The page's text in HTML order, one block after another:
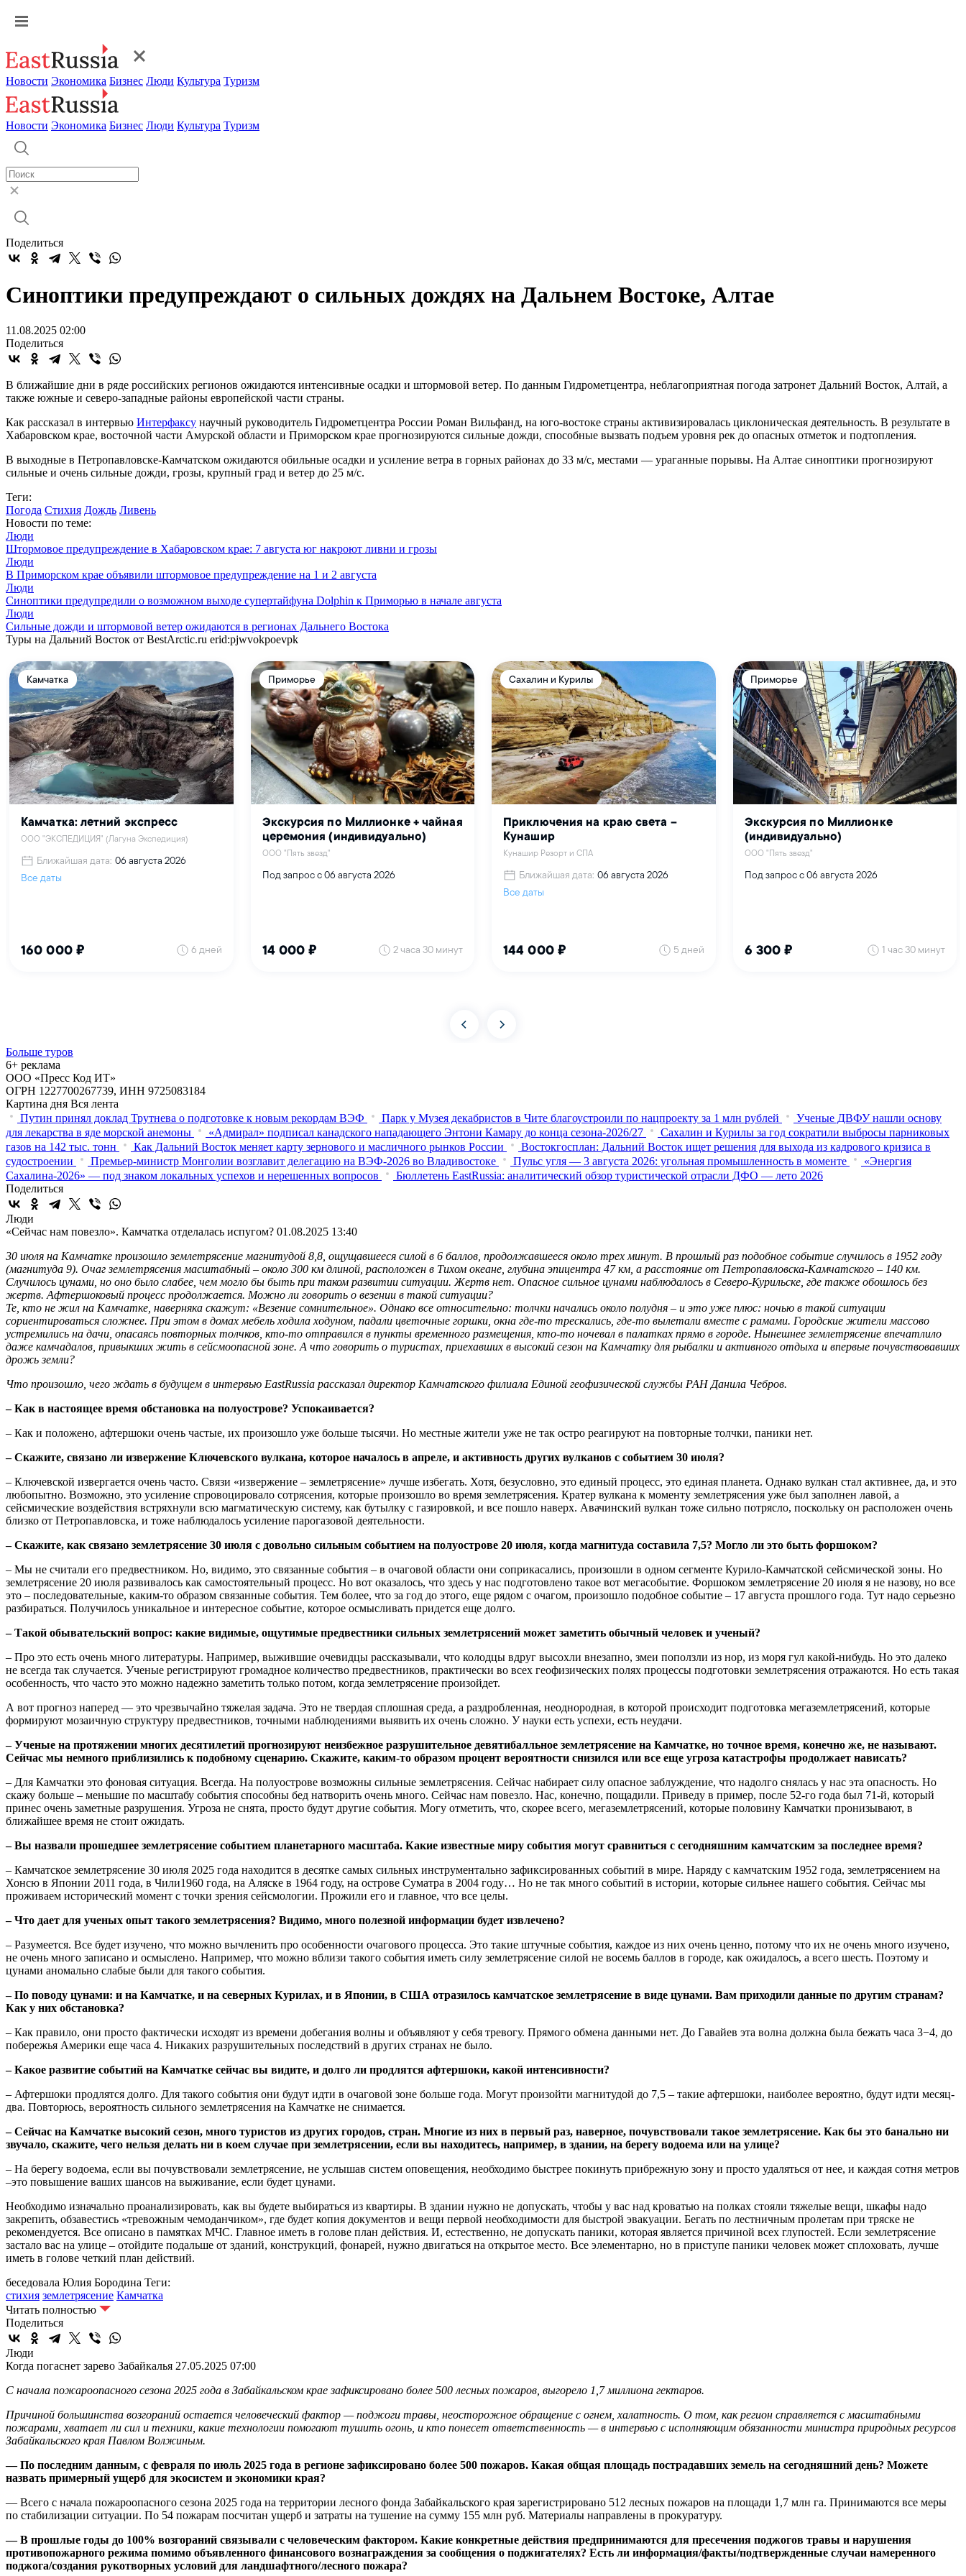
Новости Экономика Бизнес Люди Культура Туризм
Новости Экономика Бизнес Люди Культура Туризм
Поделиться
Синоптики предупреждают о сильных дождях на Дальнем Востоке, Алтае
11.08.2025 02:00
Поделиться
В ближайшие дни в ряде российских регионов ожидаются интенсивные осадки и штормовой ветер. По данным Гидрометцентра, неблагоприятная погода затронет Дальний Восток, Алтай, а
также южные и северо-западные районы европейской части страны.
Как рассказал в интервью Интерфаксу научный руководитель Гидрометцентра России Роман Вильфанд, на юго-востоке страны активизировалась циклоническая деятельность. В результате в
Хабаровском крае, восточной части Амурской области и Приморском крае прогнозируются сильные дожди, способные вызвать подъем уровня рек до опасных отметок и подтопления.
В выходные в Петропавловске-Камчатском ожидаются обильные осадки и усиление ветра в горных районах до 33 м/с, местами — ураганные порывы. На Алтае синоптики прогнозируют
сильные и очень сильные дожди, грозы, крупный град и ветер до 25 м/с.
Теги:
Погода Стихия Дождь Ливень
Новости по теме:
Люди
Штормовое предупреждение в Хабаровском крае: 7 августа юг накроют ливни и грозы
Люди
В Приморском крае объявили штормовое предупреждение на 1 и 2 августа
Люди
Синоптики предупредили о возможном выходе супертайфуна Dolphin к Приморью в начале августа
Люди
Сильные дожди и штормовой ветер ожидаются в регионах Дальнего Востока
Туры на Дальний Восток от BestArctic.ru erid:pjwvokpoevpk
Больше туров
6+ реклама
ООО «Пресс Код ИТ»
ОГРН 1227700267739, ИНН 9725083184
Картина дня Вся лента
Путин принял доклад Трутнева о подготовке к новым рекордам ВЭФ
Парк у Музея декабристов в Чите благоустроили по нацпроекту за 1 млн рублей
Ученые ДВФУ нашли основу
для лекарства в яде морской анемоны
«Адмирал» подписал канадского нападающего Энтони Камару до конца сезона-2026/27
Сахалин и Курилы за год сократили выбросы парниковых
газов на 142 тыс. тонн
Как Дальний Восток меняет карту зернового и масличного рынков России
Востокгосплан: Дальний Восток ищет решения для выхода из кадрового кризиса в
судостроении
Премьер-министр Монголии возглавит делегацию на ВЭФ‑2026 во Владивостоке Пульс угля — 3 августа 2026: угольная промышленность в моменте
«Энергия
Сахалина-2026» — под знаком локальных успехов и нерешенных вопросов
Бюллетень EastRussia: аналитический обзор туристической отрасли ДФО — лето 2026
Поделиться
Люди
«Сейчас нам повезло». Камчатка отделалась испугом? 01.08.2025 13:40
30 июля на Камчатке произошло землетрясение магнитудой 8,8, ощущавшееся силой в 6 баллов, продолжавшееся около трех минут. В прошлый раз подобное событие случилось в 1952 году
(магнитуда 9). Очаг землетрясения масштабный – около 300 км длиной, расположен в Тихом океане, глубина эпицентра 47 км, а расстояние от Петропавловска-Камчатского – 140 км.
Случилось цунами, но оно было слабее, чем могло бы быть при таком развитии ситуации. Жертв нет. Опасное сильное цунами наблюдалось в Северо-Курильске, где также обошлось без
жертв. Афтершоковый процесс продолжается. Можно ли говорить о везении в такой ситуации?
Те, кто не жил на Камчатке, наверняка скажут: «Везение сомнительное». Однако все относительно: толчки начались около полудня – и это уже плюс: ночью в такой ситуации
сориентироваться сложнее. При этом в домах мебель ходила ходуном, падали цветочные горшки, окна где-то трескались, где-то вылетали вместе с рамами. Городские жители массово
устремились на дачи, опасаясь повторных толчков, кто-то отправился в пункты временного размещения, кто-то ночевал в палатках прямо в городе. Нынешнее землетрясение впечатлило
даже камчадалов, привыкших жить в сейсмоопасной зоне. А что говорить о туристах, приехавших в высокий сезон на Камчатку для рыбалки и активного отдыха и впервые почувствовавших
дрожь земли?
Что произошло, чего ждать в будущем в интервью EastRussia рассказал директор Камчатского филиала Единой геофизической службы РАН Данила Чебров.
– Как в настоящее время обстановка на полуострове? Успокаивается?
– Как и положено, афтершоки очень частые, их произошло уже больше тысячи. Но местные жители уже не так остро реагируют на повторные толчки, паники нет.
– Скажите, связано ли извержение Ключевского вулкана, которое началось в апреле, и активность других вулканов с событием 30 июля?
– Ключевской извергается очень часто. Связи «извержение – землетрясение» лучше избегать. Хотя, безусловно, это единый процесс, это единая планета. Однако вулкан стал активнее, да, и это
любопытно. Возможно, это усиление спровоцировало сотрясения, которые произошло во время землетрясения. Кратер вулкана к моменту землетрясения уже был заполнен лавой, а
сейсмические воздействия встряхнули всю магматическую систему, как бутылку с газировкой, и все пошло наверх. Авачинский вулкан тоже сильно потрясло, поскольку он расположен очень
близко от Петропавловска, и тоже наблюдалось усиление парогазовой деятельности.
– Скажите, как связано землетрясение 30 июля с довольно сильным событием на полуострове 20 июля, когда магнитуда составила 7,5? Могло ли это быть форшоком?
– Мы не считали его предвестником. Но, видимо, это связанные события – в очаговой области они соприкасались, произошли в одном сегменте Курило-Камчатской сейсмической зоны. Но
землетрясение 20 июля развивалось как самостоятельный процесс. Но вот оказалось, что здесь у нас подготовлено такое вот мегасобытие. Форшоком землетрясение 20 июля я не назову, но все
это – последовательные, каким-то образом связанные события. Тем более, что за год до этого, еще рядом с очагом, произошло подобное событие – 17 августа прошлого года. Тут надо серьезно
разбираться. Получилось уникальное и интересное событие, которое осмысливать придется еще долго.
– Такой обывательский вопрос: какие видимые, ощутимые предвестники сильных землетрясений может заметить обычный человек и ученый?
– Про это есть очень много литературы. Например, выжившие очевидцы рассказывали, что колодцы вдруг высохли внезапно, змеи поползли из нор, из моря гул какой-нибудь. Но это далеко
не всегда так случается. Ученые регистрируют громадное количество предвестников, практически во всех геофизических полях процессы подготовки землетрясения отражаются. Но есть такая
особенность, что часто это можно надежно заметить только потом, когда землетрясение произойдет.
А вот прогноз наперед — это чрезвычайно тяжелая задача. Это не твердая сплошная среда, а раздробленная, неоднородная, в которой происходит подготовка мегаземлетрясений, которые
формируют мозаичную структуру предвестников, точными наблюдениями выявить их очень сложно. У науки есть успехи, есть неудачи.
– Ученые на протяжении многих десятилетий прогнозируют неизбежное разрушительное девятибалльное землетрясение на Камчатке, но точное время, конечно же, не называют.
Сейчас мы немного приблизились к подобному сценарию. Скажите, каким-то образом процент вероятности снизился или все еще угроза катастрофы продолжает нависать?
– Для Камчатки это фоновая ситуация. Всегда. На полуострове возможны сильные землетрясения. Сейчас набирает силу опасное заблуждение, что надолго снялась у нас эта опасность. Но
скажу больше – меньшие по масштабу события способны бед натворить очень много. Сейчас нам повезло. Нас, конечно, пощадили. Приведу в пример, после 52-го года был 71-й, который
принес очень заметные разрушения. Угроза не снята, просто будут другие события. Могу отметить, что, скорее всего, мегаземлетрясений, которые половину Камчатки пронизывают, в
ближайшее время не стоит ожидать.
– Вы назвали прошедшее землетрясение событием планетарного масштаба. Какие известные миру события могут сравниться с сегодняшним камчатским за последнее время?
– Камчатское землетрясение 30 июля 2025 года находится в десятке самых сильных инструментально зафиксированных событий в мире. Наряду с камчатским 1952 года, землетрясением на
Хонсю в Японии 2011 года, в Чили1960 года, на Аляске в 1964 году, на острове Суматра в 2004 году… Но не так много событий в истории, которые сильнее нашего события. Сейчас мы
проживаем исторический момент с точки зрения сейсмологии. Прожили его и главное, что все целы.
– Что дает для ученых опыт такого землетрясения? Видимо, много полезной информации будет извлечено?
– Разумеется. Все будет изучено, что можно вычленить про особенности очагового процесса. Это такие штучные события, каждое из них очень ценно, потому что их не очень много изучено,
не очень много записано и осмыслено. Например, что можно вблизи такого события иметь силу землетрясение силой не восемь баллов в городе, как ожидалось, а всего шесть. Поэтому и
цунами аномально слабые были для такого события.
– По поводу цунами: и на Камчатке, и на северных Курилах, и в Японии, в США отразилось камчатское землетрясение в виде цунами. Вам приходили данные по другим странам?
Как у них обстановка?
– Как правило, они просто фактически исходят из времени добегания волны и объявляют у себя тревогу. Прямого обмена данными нет. До Гавайев эта волна должна была бежать часа 3−4, до
побережья Америки еще часа 4. Никаких разрушительных последствий в других странах не было.
– Какое развитие событий на Камчатке сейчас вы видите, и долго ли продлятся афтершоки, какой интенсивности?
– Афтершоки продлятся долго. Для такого события они будут идти в очаговой зоне больше года. Могут произойти магнитудой до 7,5 – такие афтершоки, наиболее вероятно, будут идти месяц-
два. Повторюсь, вероятность сильного землетрясения на Камчатке не снимается.
– Сейчас на Камчатке высокий сезон, много туристов из других городов, стран. Многие из них в первый раз, наверное, почувствовали такое землетрясение. Как бы это банально ни
звучало, скажите, чего нельзя делать ни в коем случае при землетрясении, если вы находитесь, например, в здании, на берегу водоема или на улице?
– На берегу водоема, если вы почувствовали землетрясение, не услышав систем оповещения, необходимо быстрее покинуть прибрежную зону и просто удаляться от нее, и каждая сотня метров
–это повышение ваших шансов на выживание, если будет цунами.
Необходимо изначально проанализировать, как вы будете выбираться из квартиры. В здании нужно не допускать, чтобы у вас над кроватью на полках стояли тяжелые вещи, шкафы надо
закрепить, обзавестись «тревожным чемоданчиком», где будет копия документов и вещи первой необходимости для быстрой эвакуации. Бегать по лестничным пролетам при тряске не
рекомендуется. Все описано в памятках МЧС. Главное иметь в голове план действия. И, естественно, не допускать паники, которая является причиной всех глупостей. Если землетрясение
застало вас на улице – отойдите подальше от зданий, конструкций, фонарей, нужно двигаться на открытое место. Все элементарно, но в приступе паники человек может сплоховать, лучше
иметь в голове четкий план действий.
беседовала Юлия Бородина Теги:
стихия землетрясение Камчатка
Читать полностью
Поделиться
Люди
Когда погаснет зарево Забайкалья 27.05.2025 07:00
С начала пожароопасного сезона 2025 года в Забайкальском крае зафиксировано более 500 лесных пожаров, выгорело 1,7 миллиона гектаров.
Причиной большинства возгораний остается человеческий фактор — поджоги травы, неосторожное обращение с огнем, халатность. О том, как регион справляется с масштабными
пожарами, хватает ли сил и техники, какие технологии помогают тушить огонь, и кто понесет ответственность — в интервью с исполняющим обязанности министра природных ресурсов
Забайкальского края Павлом Волжиным.
— По последним данным, с февраля по июль 2025 года в регионе зафиксировано более 500 пожаров. Какая общая площадь пострадавших земель на сегодняшний день? Можете
назвать примерный ущерб для экосистем и экономики края?
— Всего с начала пожароопасного сезона 2025 года на территории лесного фонда Забайкальского края зарегистрировано 512 лесных пожаров на площади 1,7 млн га. Принимаются все меры
по стабилизации ситуации. По 54 пожарам посчитан ущерб и затраты на тушение на сумму 155 млн руб. Материалы направлены в прокуратуру.
— В прошлые годы до 100% возгораний связывали с человеческим фактором. Какие конкретные действия предпринимаются для пресечения поджогов травы и нарушения
противопожарного режима помимо объявленного финансового вознаграждения за сообщения о поджигателях? Есть ли информация/факты/подтвержденные случаи намеренного
поджога/создания рукотворных условий для ландшафтного/лесного пожара?